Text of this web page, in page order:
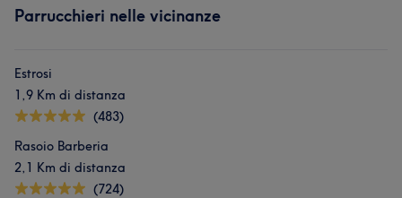
Parrucchieri nelle vicinanze
Estrosi
1,9 Km di distanza
(483)
Rasoio Barberia
2,1 Km di distanza
(724)